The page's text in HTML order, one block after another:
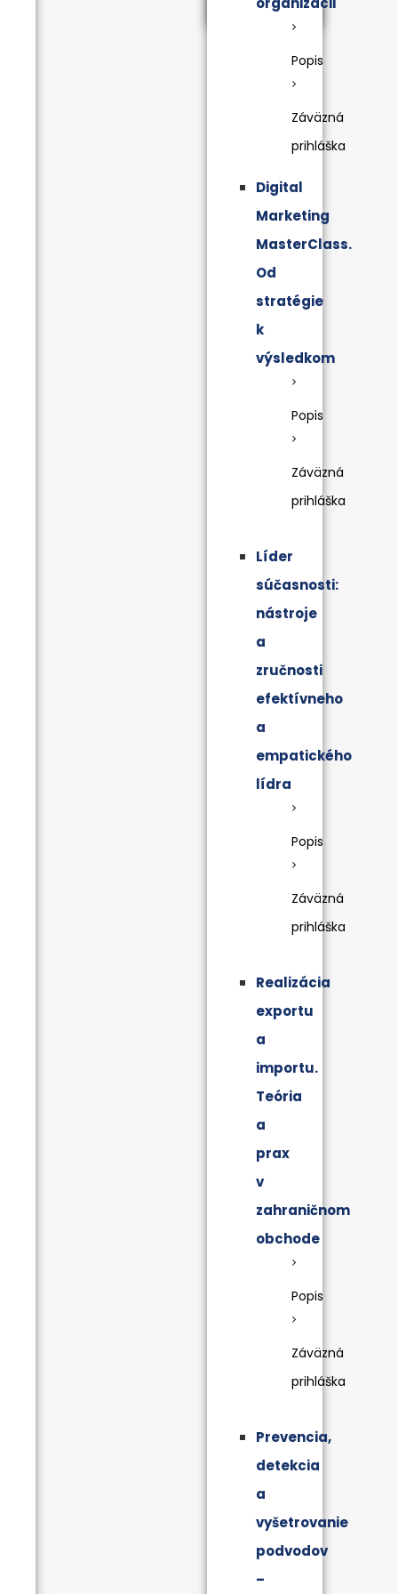
Popis
Záväzná
prihláška
Digital
Marketing
MasterClass.
Od
stratégie
k
výsledkom
Popis
Záväzná
prihláška
Líder
súčasnosti:
nástroje
a
zručnosti
efektívneho
a
empatického
lídra
Popis
Záväzná
prihláška
Realizácia
exportu
a
importu.
Teória
a
prax
v
zahraničnom
obchode
Popis
Záväzná
prihláška
Prevencia,
detekcia
a
vyšetrovanie
podvodov
–